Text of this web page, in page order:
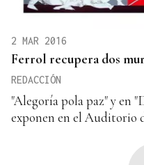
2 MAR 2016
Ferrol recupera dos
REDACCIÓN
"Alegoría pola paz" y en
exponen en el Auditorio